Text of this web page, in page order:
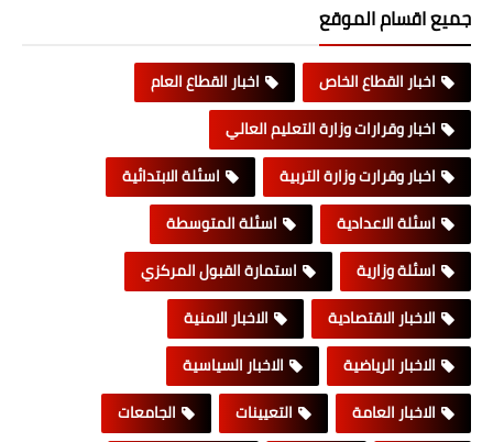
جميع اقسام الموقع
اخبار القطاع الخاص
اخبار القطاع العام
اخبار وقرارات وزارة التعليم العالي
اخبار وقرارت وزارة التربية
اسئلة الابتدائية
اسئلة الاعدادية
اسئلة المتوسطة
اسئلة وزارية
استمارة القبول المركزي
الاخبار الاقتصادية
الاخبار الامنية
الاخبار الرياضية
الاخبار السياسية
الاخبار العامة
التعيينات
الجامعات